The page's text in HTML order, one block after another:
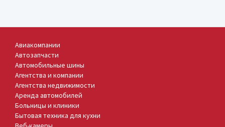
Авиакомпании
Автозапчасти
Автомобильные шины
Агентства и компании
Агентства недвижимости
Аренда автомобилей
Больницы и клиники
Бытовая техника для кухни